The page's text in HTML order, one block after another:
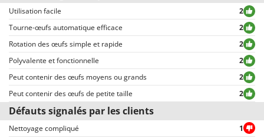
Resto Italia
Ribimex
Ripartrak
Ritter
River Systems
Robomow
Rossofuoco
Rover Pompe
exclusion ou censure, à l’exception de textes qui contiennent des
expressions ou mots inappropriés, ou qui ne respectent pas le traitement
des données personnelles.
Tous les commentaires, qu’ils soient positifs ou négatifs, peuvent être
consultés rapidement par nos visiteurs, grâce également aux filtres qui
permettent une sélection rapide, comme par exemple celui permettant de
choisir entre avis positifs et négatifs.
Utilisation facile
2
Tourne-œufs automatique efficace
2
Rotation des œufs simple et rapide
2
Polyvalente et fonctionnelle
2
Peut contenir des œufs moyens ou grands
2
Peut contenir des œufs de petite taille
2
Défauts signalés par les clients
Nettoyage compliqué
1